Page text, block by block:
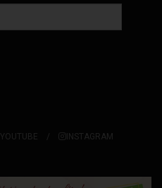
YOUTUBE INSTAGRAM